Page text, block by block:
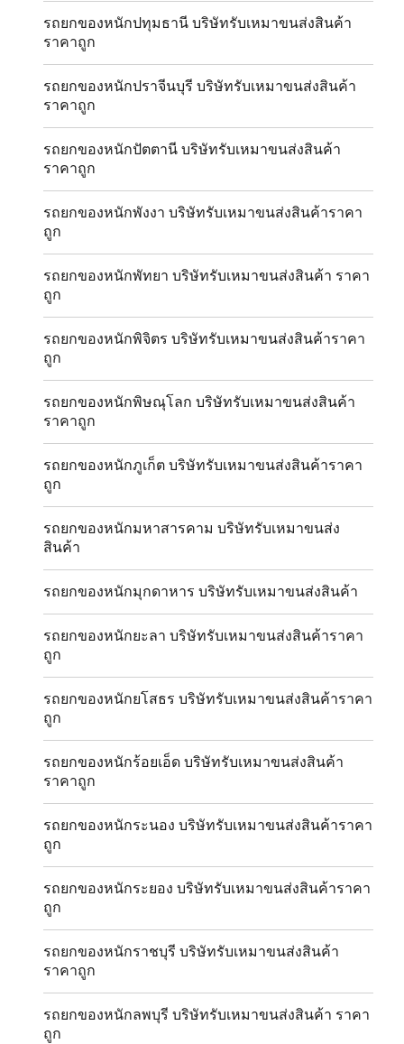
รถยกของหนักปทุมธานี บริษัทรับเหมาขนส่งสินค้า
ราคาถูก
รถยกของหนักปราจีนบุรี บริษัทรับเหมาขนส่งสินค้า
ราคาถูก
รถยกของหนักปัตตานี บริษัทรับเหมาขนส่งสินค้า
ราคาถูก
รถยกของหนักพังงา บริษัทรับเหมาขนส่งสินค้าราคา
ถูก
รถยกของหนักพัทยา บริษัทรับเหมาขนส่งสินค้า ราคา
ถูก
รถยกของหนักพิจิตร บริษัทรับเหมาขนส่งสินค้าราคา
ถูก
รถยกของหนักพิษณุโลก บริษัทรับเหมาขนส่งสินค้า
ราคาถูก
รถยกของหนักภูเก็ต บริษัทรับเหมาขนส่งสินค้าราคา
ถูก
รถยกของหนักมหาสารคาม บริษัทรับเหมาขนส่ง
สินค้า
รถยกของหนักมุกดาหาร บริษัทรับเหมาขนส่งสินค้า
รถยกของหนักยะลา บริษัทรับเหมาขนส่งสินค้าราคา
ถูก
รถยกของหนักยโสธร บริษัทรับเหมาขนส่งสินค้าราคา
ถูก
รถยกของหนักร้อยเอ็ด บริษัทรับเหมาขนส่งสินค้า
ราคาถูก
รถยกของหนักระนอง บริษัทรับเหมาขนส่งสินค้าราคา
ถูก
รถยกของหนักระยอง บริษัทรับเหมาขนส่งสินค้าราคา
ถูก
รถยกของหนักราชบุรี บริษัทรับเหมาขนส่งสินค้า
ราคาถูก
รถยกของหนักลพบุรี บริษัทรับเหมาขนส่งสินค้า ราคา
ถูก